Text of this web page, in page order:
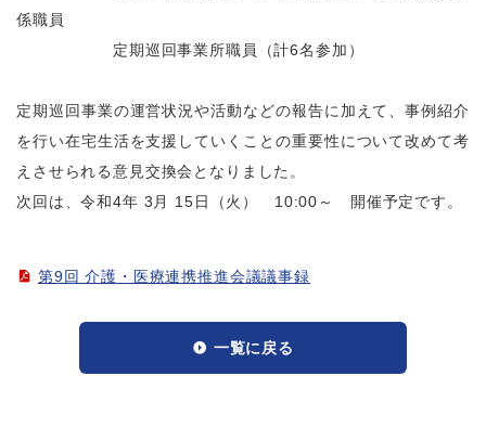
係職員
定期巡回事業所職員（計6名参加）
定期巡回事業の運営状況や活動などの報告に加えて、事例紹介
を行い在宅生活を支援していくことの重要性について改めて考
えさせられる意見交換会となりました。
次回は、令和4年 3月 15日（火） 10:00～ 開催予定です。
第9回 介護・医療連携推進会議議事録
一覧に戻る